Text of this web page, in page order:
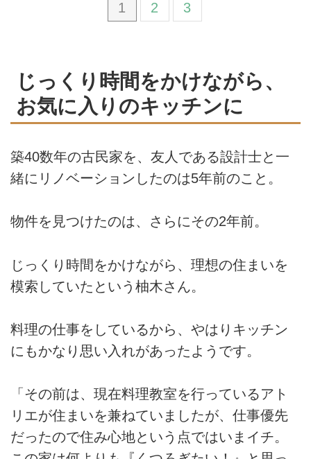
1 2 3
じっくり時間をかけながら、
お気に入りのキッチンに
築40数年の古民家を、友人である設計士と一
緒にリノベーションしたのは5年前のこと。
物件を見つけたのは、さらにその2年前。
じっくり時間をかけながら、理想の住まいを
模索していたという柚木さん。
料理の仕事をしているから、やはりキッチン
にもかなり思い入れがあったようです。
「その前は、現在料理教室を行っているアト
リエが住まいを兼ねていましたが、仕事優先
だったので住み心地という点ではいまイチ。